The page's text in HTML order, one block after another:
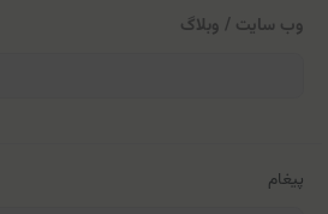
وب سایت / وبلاگ
پیغام